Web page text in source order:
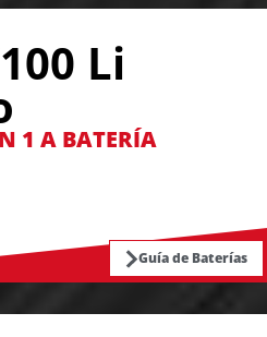
Li
1 A BATERÍA
Guía de Baterías